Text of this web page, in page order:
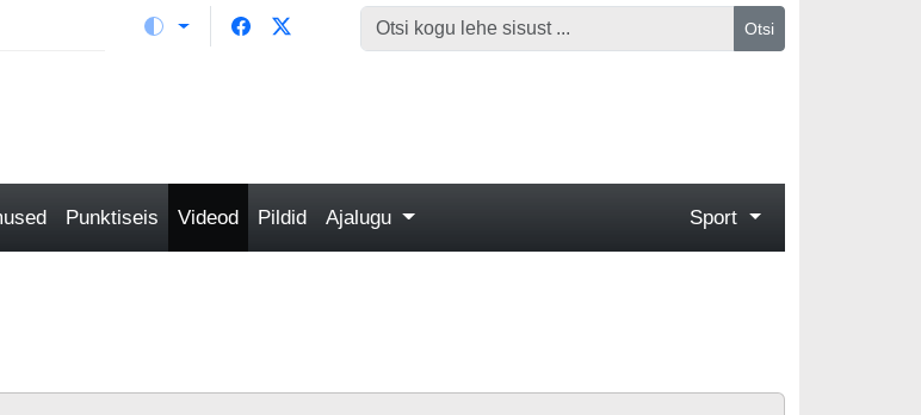
Otsi
Punktiseis Videod Pildid Ajalugu Sport